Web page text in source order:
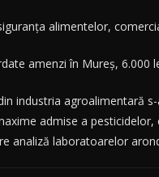
alimentelor,
amenzi în Mureș, 6.000
industria agroalimentară
admise a
analiză laboratoarelor